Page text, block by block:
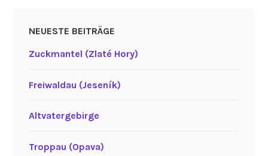
NEUESTE BEITRÄGE
Zuckmantel (Zlaté Hory)
Freiwaldau (Jeseník)
Altvatergebirge
Troppau (Opava)